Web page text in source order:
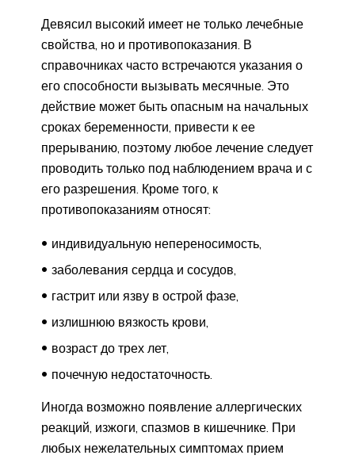
Девясил высокий имеет не только лечебные
свойства, но и противопоказания. В
справочниках часто встречаются указания о
его способности вызывать месячные. Это
действие может быть опасным на начальных
сроках беременности, привести к ее
прерыванию, поэтому любое лечение следует
проводить только под наблюдением врача и с
его разрешения. Кроме того, к
противопоказаниям относят:
индивидуальную непереносимость,
заболевания сердца и сосудов,
гастрит или язву в острой фазе,
излишнюю вязкость крови,
возраст до трех лет,
почечную недостаточность.
Иногда возможно появление аллергических
реакций, изжоги, спазмов в кишечнике. При
любых нежелательных симптомах прием